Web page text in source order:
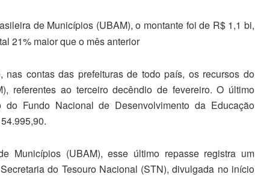
de Municípios (UBAM), o montante foi de R$ 1,1 bi,
21% maior que o mês anterior
nas contas das prefeituras de todo país, os recursos do
referentes ao terceiro decêndio de fevereiro. O último
Fundo Nacional de Desenvolvimento da Educação
Municípios (UBAM), esse último repasse registra um
do Tesouro Nacional (STN), divulgada no início